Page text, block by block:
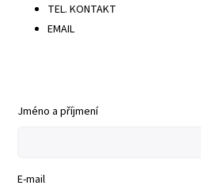
TEL. KONTAKT
EMAIL
Jméno a příjmení
E-mail